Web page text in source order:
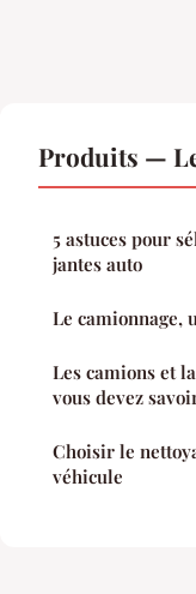
Produits —
5 astuces pour
jantes auto
Le camionnage,
Les camions et
vous devez
Choisir le
véhicule